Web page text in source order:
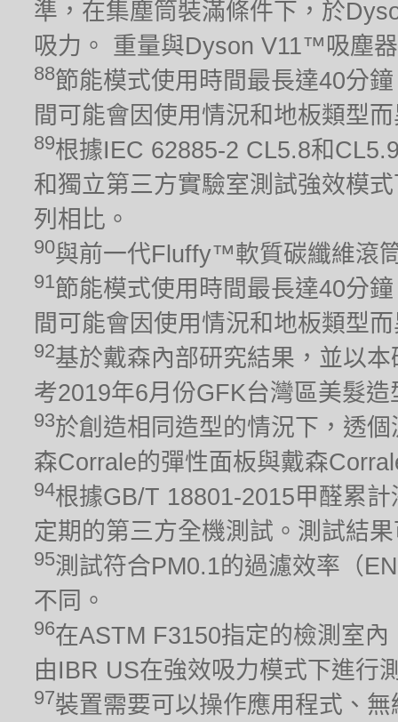
準，在集塵筒裝滿條件下，於
吸力。 重量與Dyson V11™吸塵
88節能模式使用時間最長達40分
間可能會因使用情況和地板類型
89根據IEC 62885-2 CL5.8和
和獨立第三方實驗室測試強效模
列相比。
90與前一代Fluffy™軟質碳纖維滾
91節能模式使用時間最長達40分
間可能會因使用情況和地板類型
92基於戴森內部研究結果，並以
考2019年6月份GFK台灣區美髮
93於創造相同造型的情況下，透
森Corrale的彈性面板與戴森
94根據GB/T 18801-2015甲醛累
定期的第三方全機測試。測試結
95測試符合PM0.1的過濾效率（
不同。
96在ASTM F3150指定的檢測室
由IBR US在強效吸力模式下進行
97裝置需要可以操作應用程式、